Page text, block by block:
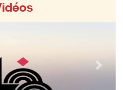
lors de raid ...
Next